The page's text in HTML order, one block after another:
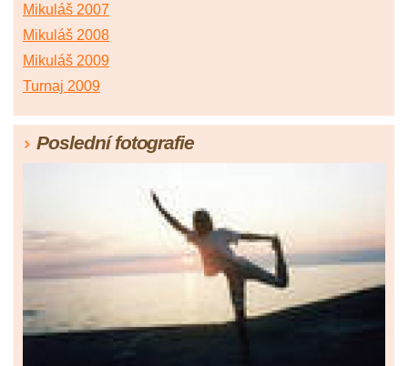
Mikuláš 2007
Mikuláš 2008
Mikuláš 2009
Turnaj 2009
Poslední fotografie